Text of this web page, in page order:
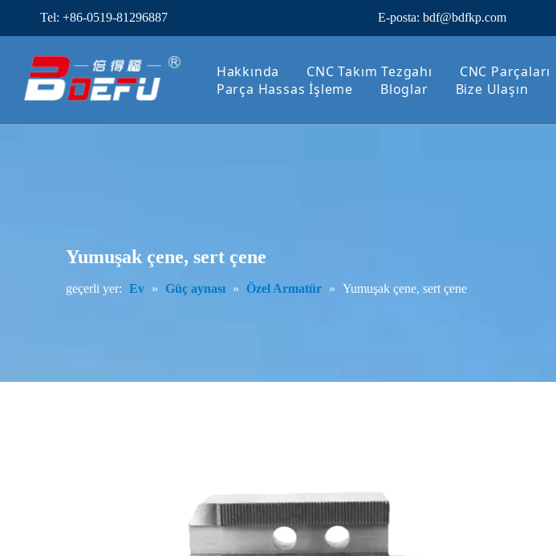
Tel: +86-0519-81296887 E-posta:bdf@bdfkp.com
Hakkında CNC Takım Tezgahı CNC Parçaları
Parça Hassas İşleme
Bloglar Bize Ulaşın
Yumuşak çene, sert çene
geçerli yer: Ev » Güç aynası » Özel Armatür » Yumuşak çene, sert çene